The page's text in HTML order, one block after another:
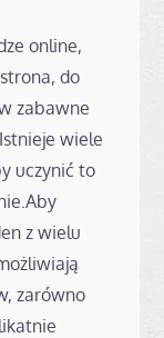
online,
do
zabawne
wiele
uczynić to
z wielu
zarówno